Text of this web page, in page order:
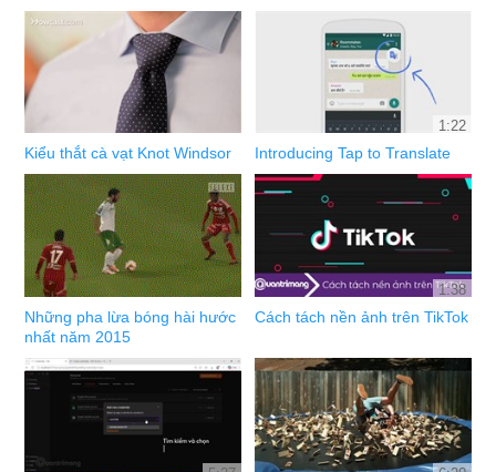
Kiểu thắt cà vạt Knot Windsor
1:22
Introducing Tap to Translate
Những pha lừa bóng hài hước
nhất năm 2015
1:38
Cách tách nền ảnh trên TikTok